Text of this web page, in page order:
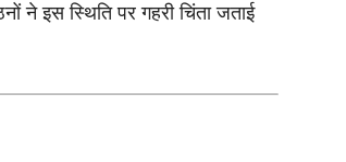
ने इस स्थिति पर गहरी चिंता जताई